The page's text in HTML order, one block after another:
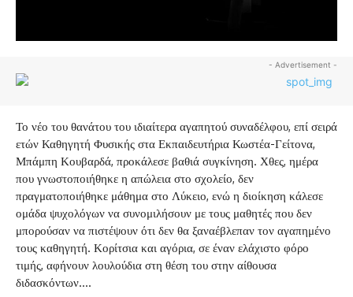
- Advertisement -
Το νέο του θανάτου του ιδιαίτερα αγαπητού συναδέλφου, επί σειρά
ετών Καθηγητή Φυσικής στα Εκπαιδευτήρια Κωστέα-Γείτονα,
Μπάμπη Κουβαρδά, προκάλεσε βαθιά συγκίνηση. Χθες, ημέρα
που γνωστοποιήθηκε η απώλεια στο σχολείο, δεν
πραγματοποιήθηκε μάθημα στο Λύκειο, ενώ η διοίκηση κάλεσε
ομάδα ψυχολόγων να συνομιλήσουν με τους μαθητές που δεν
μπορούσαν να πιστέψουν ότι δεν θα ξαναέβλεπαν τον αγαπημένο
τους καθηγητή. Κορίτσια και αγόρια, σε έναν ελάχιστο φόρο
τιμής, αφήνουν λουλούδια στη θέση του στην αίθουσα
διδασκόντων….